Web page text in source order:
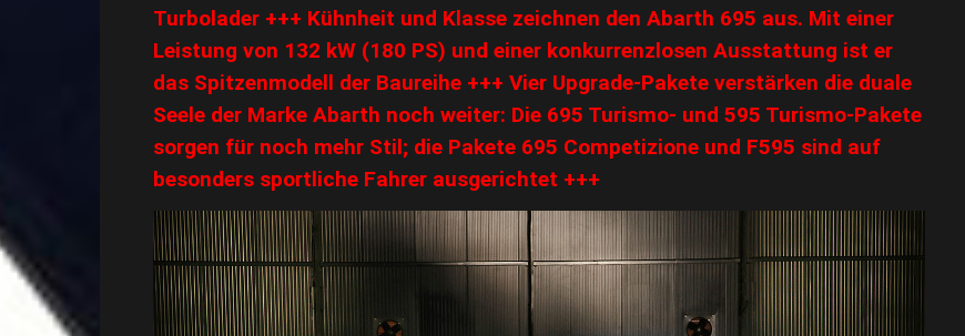
Turbolader +++ Kühnheit und Klasse zeichnen den Abarth 695 aus. Mit einer
Leistung von 132 kW (180 PS) und einer konkurrenzlosen Ausstattung ist er
das Spitzenmodell der Baureihe +++ Vier Upgrade-Pakete verstärken die duale
Seele der Marke Abarth noch weiter: Die 695 Turismo- und 595 Turismo-Pakete
sorgen für noch mehr Stil; die Pakete 695 Competizione und F595 sind auf
besonders sportliche Fahrer ausgerichtet +++